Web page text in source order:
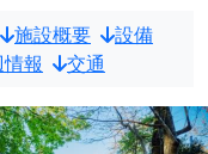
施設概要
設備
報 交通